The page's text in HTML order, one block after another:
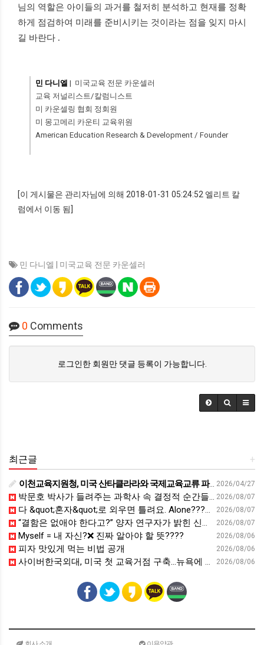
님의 역할은 아이들의 과거를 철저히 분석하고 현재를 정확
하게 점검하여 미래를 준비시키는 것이라는 점을 잊지 마시
길 바란다 .
민 다니엘 | 미국교육 전문 카운셀러
교육 저널리스트/칼럼니스트
미 카운셀링 협회 정회원
미 몽고메리 카운티 교육위원
American Education Research & Development / Founder
[이 게시물은 관리자님에 의해 2018-01-31 05:24:52 엘리트 칼
럼에서 이동 됨]
민 다니엘 | 미국교육 전문 카운셀러
0 Comments
로그인한 회원만 댓글 등록이 가능합니다.
+
최근글
2026/04/27
이천교육지원청, 미국 산타클라라와 국제교육교류 파트너십 회의 개최:경인투데이뉴스 - 경인투데이뉴스
2026/08/07
박문호 박사가 들려주는 과학사 속 결정적 순간들! 직관을 뛰어넘는 과학적 통찰 : 생각하는 청소년을 위한 과학 시리즈 1부(feat.박문호 박사)
2026/08/07
다 &quot;혼자&quot;로 외우면 틀려요. Alone????By myself????On my own
2026/08/07
“결함은 없애야 한다고?” 양자 연구자가 밝힌 신비: 없애려던 흠이 무기가 되는 방법 | 이정현 KIST 양자기술연구단 선임연구원 | 양자 컴퓨터 인생 | 세바시 2121회
2026/08/06
Myself = 내 자신?❌ 진짜 알아야 할 뜻????
2026/08/06
피자 맛있게 먹는 비법 공개
2026/08/06
사이버한국외대, 미국 첫 교육거점 구축…뉴욕에 미주글로벌센터 개소 - 재외동포신문